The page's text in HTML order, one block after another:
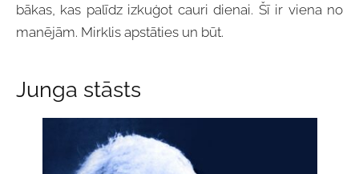
bākas, kas palīdz izkuģot cauri dienai. Šī ir viena no
manējām. Mirklis apstāties un būt.
Junga stāsts